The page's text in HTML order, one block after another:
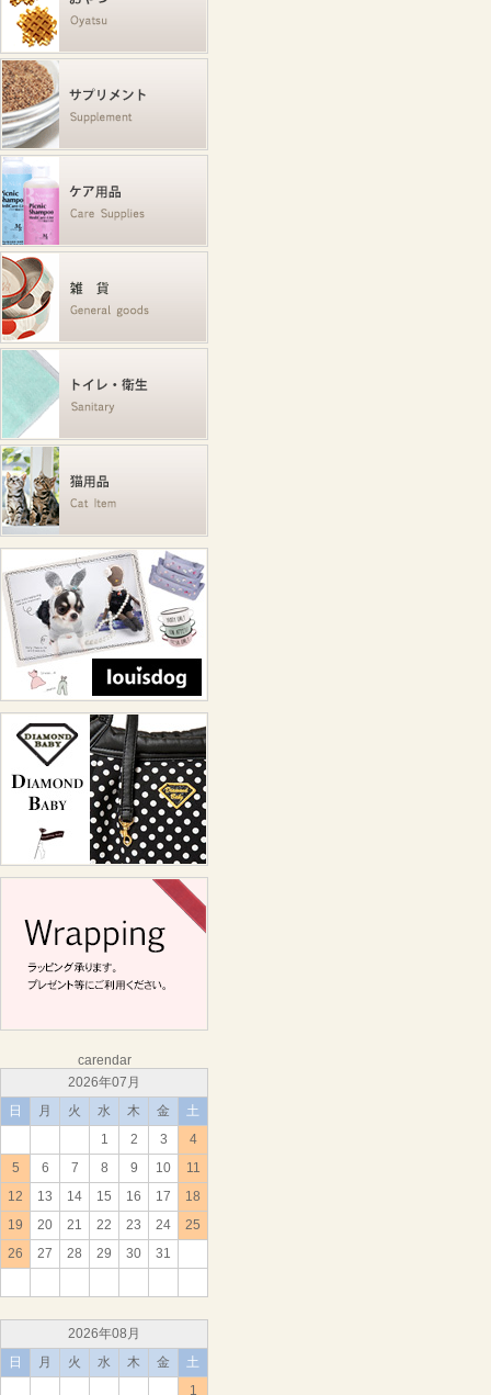
carendar
2026年07月
日
月 火 水 木 金
土
1
2 3
4
5
6 7 8 9 10
11
12
13 14 15 16 17
18
19
20 21 22 23 24
25
26
27 28 29 30 31
2026年08月
日
月 火 水 木 金
土
1